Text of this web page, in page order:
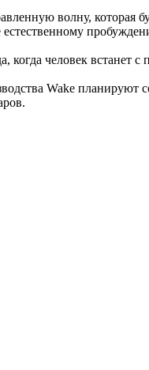
волну, которая
естественному
когда человек встанет с
Wake планируют